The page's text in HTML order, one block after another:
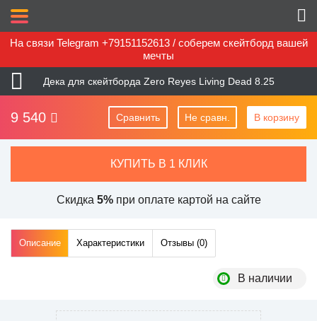
На связи Telegram +79151152613 / соберем скейтборд вашей
мечты
Дека для скейтборда Zero Reyes Living Dead 8.25
9 540 В корзину
Сравнить Не сравн.
КУПИТЬ В 1 КЛИК
Скидка 5%при оплате картой на сайте
Описание Характеристики Отзывы (0)
В наличии